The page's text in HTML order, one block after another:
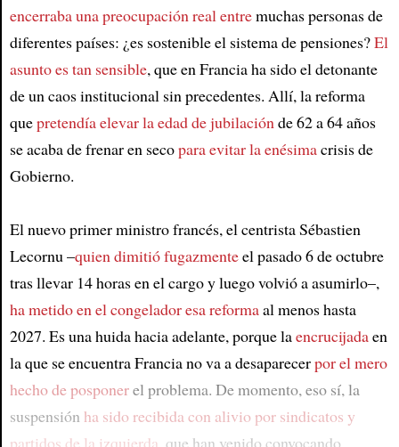
encerraba una preocupación real entremuchas personas de
diferentes países: ¿es sostenible el sistema de pensiones?El
asunto es tan sensible, que en Francia ha sido el detonante
de un caos institucional sin precedentes. Allí, la reforma
quepretendía elevar la edad de jubilaciónde 62 a 64 años
se acaba de frenar en secopara evitar la enésimacrisis de
Gobierno.
El nuevo primer ministro francés, el centrista Sébastien
Lecornu –quien dimitió fugazmenteel pasado 6 de octubre
tras llevar 14 horas en el cargo y luego volvió a asumirlo–,
ha metido en el congelador esa reformaal menos hasta
2027. Es una huida hacia adelante, porque laencrucijadaen
la que se encuentra Francia no va a desaparecerpor el mero
hecho de posponerel problema. De momento, eso sí, la
suspensión ha sido recibida con alivio por sindicatos y
partidos de la izquierda, que han venido convocando